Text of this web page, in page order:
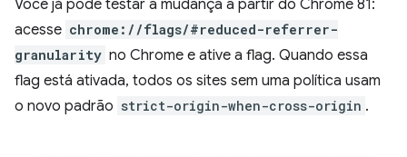
Você já pode testar a mudança a partir do Chrome 81:
acesse chrome://flags/#reduced-referrer-
granularity no Chrome e ative a flag. Quando essa
flag está ativada, todos os sites sem uma política usam
o novo padrão strict-origin-when-cross-origin .